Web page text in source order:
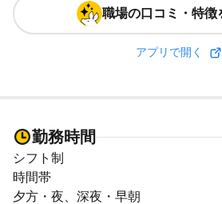
職場の口コミ・特徴
アプリで開く
勤務時間
シフト制
時間帯
夕方・夜、深夜・早朝